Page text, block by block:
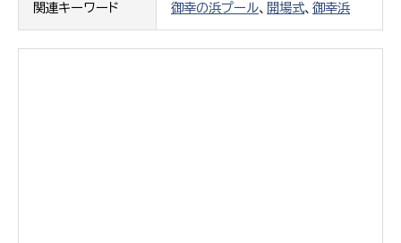
関連キーワード 御幸の浜プール、 開場式、 御幸浜